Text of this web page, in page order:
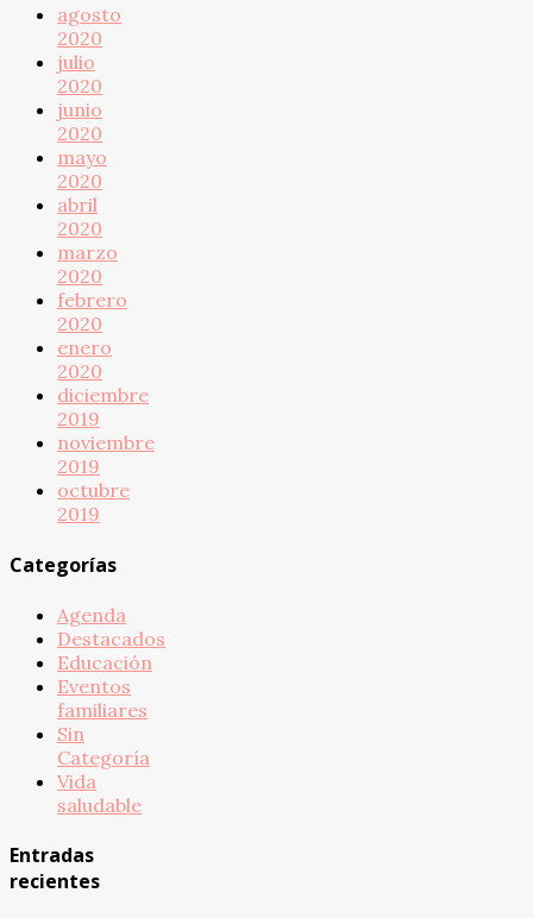
agosto
2020
julio
2020
junio
2020
mayo
2020
abril
2020
marzo
2020
febrero
2020
enero
2020
diciembre
2019
noviembre
2019
octubre
2019
Categorías
Agenda
Destacados
Educación
Eventos
familiares
Sin
Categoría
Vida
saludable
Entradas
recientes